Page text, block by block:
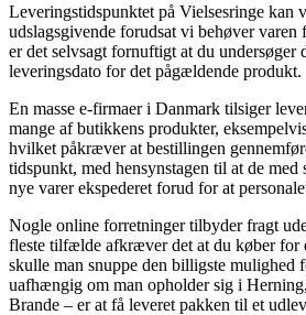
Leveringstidspunktet på Vielsesringe kan
udslagsgivende forudsat vi behøver varen
er det selvsagt fornuftigt at du undersøger
leveringsdato for det pågældende produkt.
En masse e-firmaer i Danmark tilsiger
mange af butikkens produkter,
hvilket påkræver at bestillingen
tidspunkt, med hensynstagen til at de med
nye varer ekspederet forud for at
Nogle online forretninger tilbyder fragt
fleste tilfælde afkræver det at du køber for
skulle man snuppe den billigste mulighed
uafhængig om man opholder sig i
Brande – er at få leveret pakken til et